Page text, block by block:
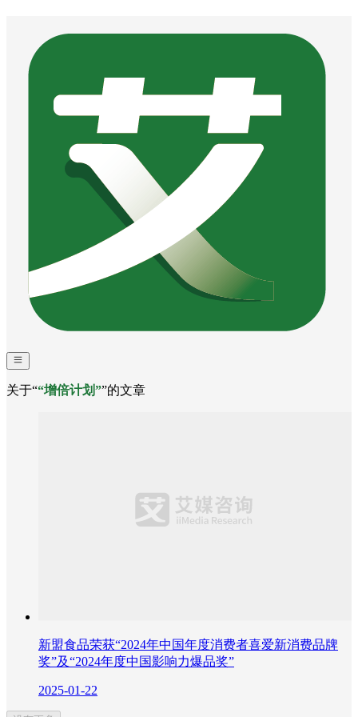
关于““增倍计划””的文章
新盟食品荣获“2024年中国年度消费者喜爱新消费品牌
奖”及“2024年度中国影响力爆品奖”
2025-01-22